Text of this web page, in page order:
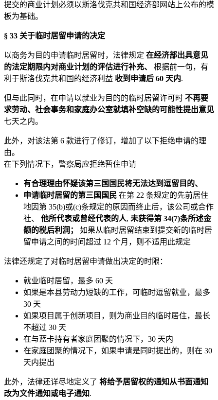
提交的商业计划必须以斯洛伐克共和国经济部网站上公布的模
板为基础。
§ 33 关于临时居留申请的决定
以商务为目的申请临时居留时，法律规定 在经济部出具意见
的法定期限内对商业计划的评估进行补充、 根据前一句，有
利于斯洛伐克共和国的经济利益 收到申请后 60 天内.
但与此同时，在申请以就业为目的的临时居留许可时 不再要
求劳动、社会事务和家庭办公室就填补空缺的可能性提出意见
七天之内。
此外，对该法第 6 款进行了修订，增加了以下拒绝申请的理
由。
在下列情况下，警察局应拒绝暂住申请
有合理理由怀疑该第三国国民将无法达到逗留目的、
申请临时居留的第三国国民 在第 22 条规定的先前居住
地因第 35(b)或(c)条规定的原因而终止后，该公司或合作
社、 他所代表或曾经代表的人, 未获得第 34(7)条所述金
额的税后利润； 如果从临时居留结束到提交新的临时居
留申请之间的时间超过 12 个月，则不适用此规定
法律还规定了对临时居留申请做出决定的时限：
就业临时居留，最多 60 天
如果是本县劳动力短缺的工作，可临时逗留就业，最多
30 天
如果项目属于创新项目，则为商业目的临时居住，最长
不超过 30 天
在与蓝卡持有者家庭团聚的情况下，30 天内
在家庭团聚的情况下，如果申请是同时提出的，则在 30
天内提出
此外，法律还详尽地定义了 将给予居留权的通知从书面通知
改为文件通知或电子通知.